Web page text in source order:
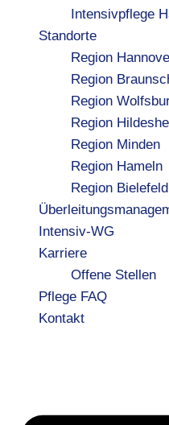
Intensivpflege
Standorte
Region
Region
Region
Region
Region Minden
Region Hameln
Region Bielefeld
Intensiv-WG
Karriere
Offene Stellen
Pflege FAQ
Kontakt